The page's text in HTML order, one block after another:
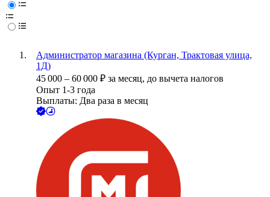
Администратор магазина (Курган, Трактовая улица,
1Д)
45 000 – 60 000 ₽ за месяц, до вычета налогов
Опыт 1-3 года
Выплаты: Два раза в месяц